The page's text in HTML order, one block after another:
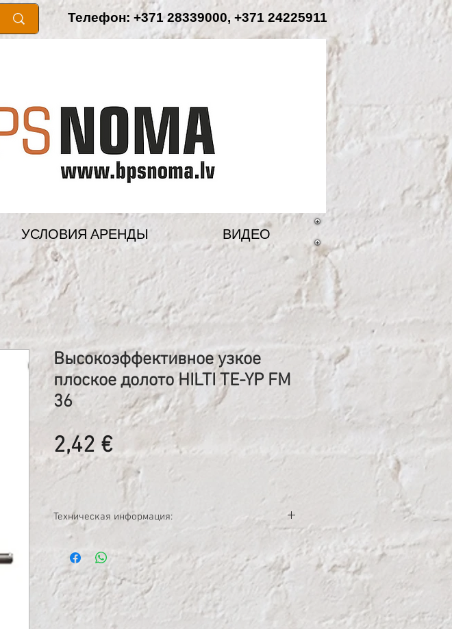
Телефон: +371 28339000, +371 24225911
УСЛОВИЯ АРЕНДЫ ВИДЕО
Высокоэффективное узкое
плоское долото HILTI TE-YP FM
36
2,42 €Цена
Техническая информация:
Max) волнообразной формы для контролируемого
долбления в бетоне и кирпичной кладке
Хвостовики: TE-Y (SDS Max);
Длина: 360 мм;
Ширина: 26 мм.